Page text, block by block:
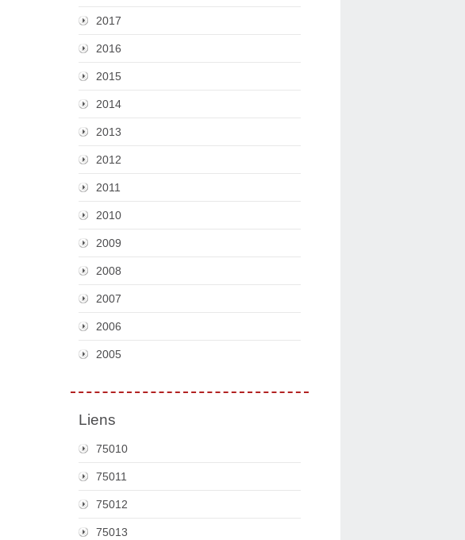
2017
2016
2015
2014
2013
2012
2011
2010
2009
2008
2007
2006
2005
Liens
75010
75011
75012
75013